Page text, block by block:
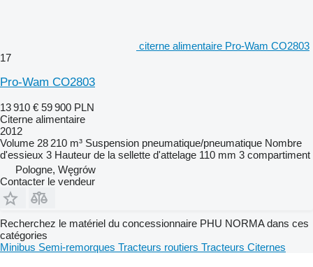
citerne alimentaire Pro-Wam CO2803
17
Pro-Wam CO2803
13 910 € 59 900 PLN
Citerne alimentaire
2012
Volume 28 210 m³ Suspension pneumatique/pneumatique Nombre
d'essieux 3 Hauteur de la sellette d'attelage 110 mm 3 compartiment
Pologne, Węgrów
Contacter le vendeur
Recherchez le matériel du concessionnaire PHU NORMA dans ces
catégories
Minibus Semi-remorques Tracteurs routiers Tracteurs Citernes